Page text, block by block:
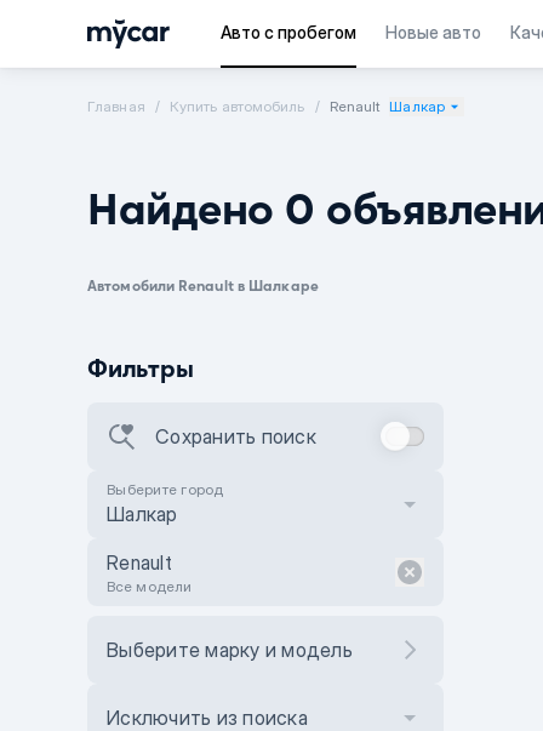
Авто с пробегом Новые авто
Главная Купить автомобиль Renault Шалкар
Найдено 0
Автомобили Renault в Шалкаре
Фильтры
Сохранить поиск
Выберите город
Шалкар
Renault
Все модели
Выберите марку и модель
Исключить из поиска